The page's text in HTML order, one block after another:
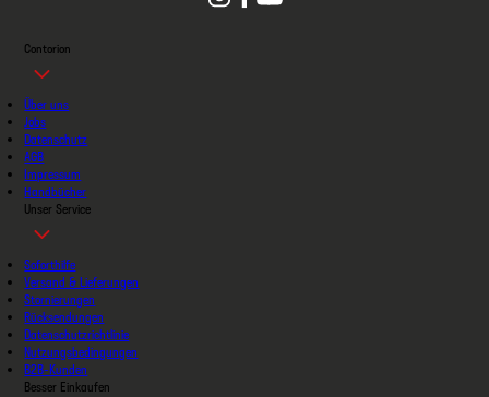
Contorion
Über uns
Jobs
Datenschutz
AGB
Impressum
Handbücher
Unser Service
Soforthilfe
Versand & Lieferungen
Stornierungen
Rücksendungen
Datenschutzrichtlinie
Nutzungsbedingungen
B2B-Kunden
Besser Einkaufen